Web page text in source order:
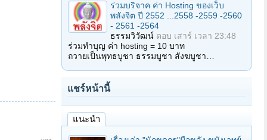
ร่วมบริจาค ค่า Hosting ของเว็บ
พลังจิต ปี 2552 ...2558 -2559 -2560
- 2561 -2564
ธรรมวิวัฒน์ ตอบ เสาร์ เวลา 23:48
ร่วมทำบุญ ค่า hosting = 10 บาท
ถวายเป็นพุทธบูชา ธรรมบูชา สังฆบูชา…
แชร์หน้านี้
แนะนำ